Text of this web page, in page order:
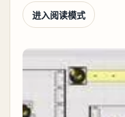
进入阅读模式